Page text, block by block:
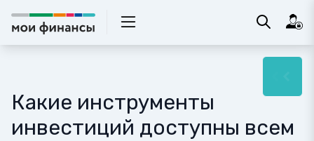
Какие инструменты
инвестиций доступны всем